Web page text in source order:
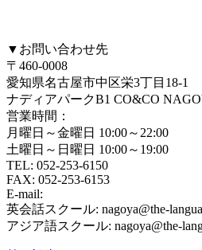
▼お問い合わせ先
〒460-0008
愛知県名古屋市中区栄3丁目18-1
ナディアパークB1 CO&CO
営業時間：
月曜日～金曜日 10:00～22:00
土曜日～日曜日 10:00～19:00
TEL: 052-253-6150
FAX: 052-253-6153
E-mail:
英会話スクール: nagoya@the-
アジア語スクール: nagoya@the-